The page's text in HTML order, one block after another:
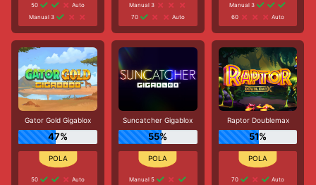
50
Auto
Manual 3
Manual 3
70
Auto
Manual 3
60
Auto
Gator Gold Gigablox
47%
50
Auto
Suncatcher Gigablox
55%
Manual 5
Raptor Doublemax
51%
70
Auto